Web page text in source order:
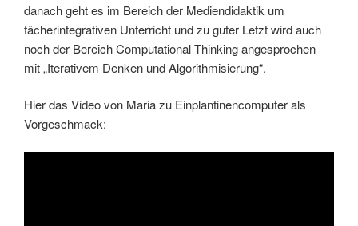
danach geht es im Bereich der Mediendidaktik um
fächerintegrativen Unterricht und zu guter Letzt wird auch
noch der Bereich Computational Thinking angesprochen
mit „Iterativem Denken und Algorithmisierung“.
Hier das Video von Maria zu Einplantinencomputer als
Vorgeschmack: